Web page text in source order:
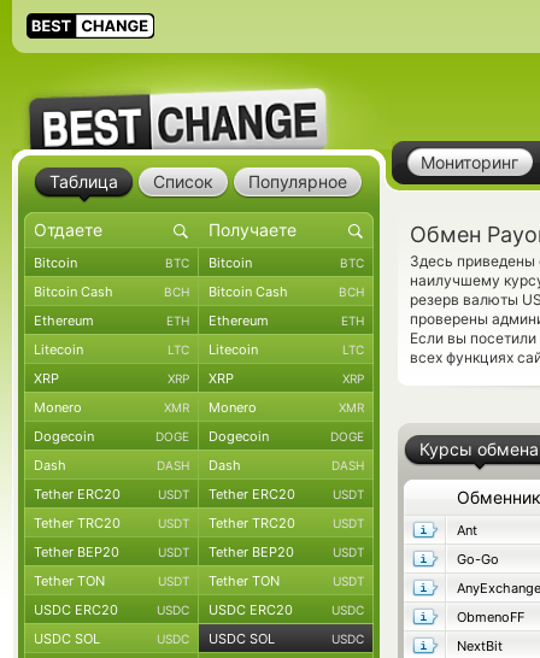
Мониторинг
Обмен
Здесь
наилучшему
резерв валюты
проверены
Если вы
всех функциях
Курсы обмена
Обменник
Ant
Go-Go
AnyExchange
ObmenoFF
NextBit
Таблица Список Популярное
Bitcoin BTC Bitcoin BTC
Bitcoin Cash BCH Bitcoin Cash BCH
Ethereum ETH Ethereum ETH
Litecoin LTC Litecoin LTC
XRP XRP XRP XRP
Monero XMR Monero XMR
Dogecoin DOGE Dogecoin DOGE
Dash DASH Dash DASH
Tether ERC20 USDT Tether ERC20 USDT
Tether TRC20 USDT Tether TRC20 USDT
Tether BEP20 USDT Tether BEP20 USDT
Tether TON USDT Tether TON USDT
USDC ERC20 USDC USDC ERC20 USDC
USDC SOL USDC USDC SOL USDC